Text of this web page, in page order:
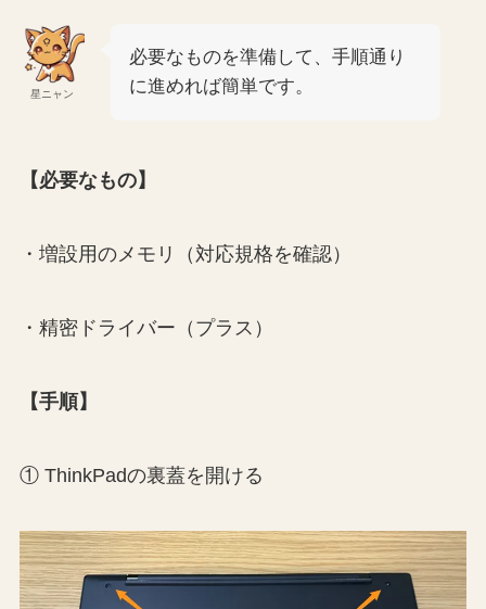
星ニャン
必要なものを準備して、手順通り
に進めれば簡単です。
【必要なもの】
・増設用のメモリ（対応規格を確認）
・精密ドライバー（プラス）
【手順】
① ThinkPadの裏蓋を開ける